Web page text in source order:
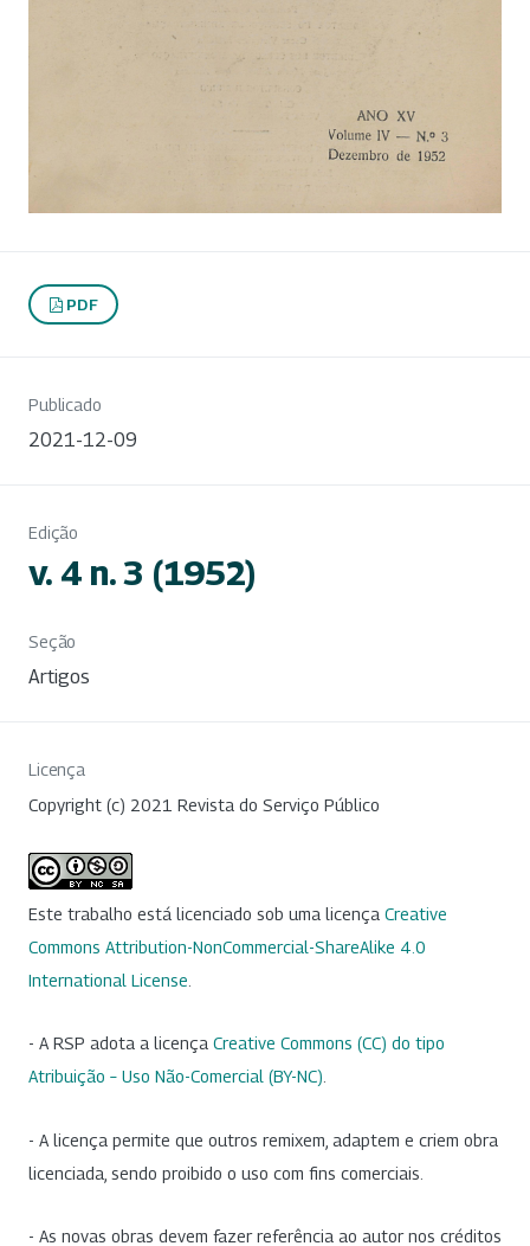
PDF
Publicado
2021-12-09
Edição
v. 4 n. 3 (1952)
Seção
Artigos
Licença
Copyright (c) 2021 Revista do Serviço Público
Este trabalho está licenciado sob uma licença Creative
Commons Attribution-NonCommercial-ShareAlike 4.0
International License
- A RSP adota a licença Creative Commons (CC) do tipo
Atribuição – Uso Não-Comercial (BY-NC)
- A licença permite que outros remixem, adaptem e criem obra
licenciada, sendo proibido o uso com fins comerciais.
- As novas obras devem fazer referência ao autor nos créditos